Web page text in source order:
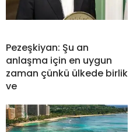
Pezeşkiyan: Şu an
anlaşma için en uygun
zaman çünkü ülkede birlik
ve